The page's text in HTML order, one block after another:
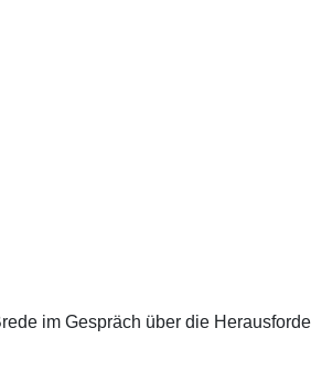
im Gespräch über die